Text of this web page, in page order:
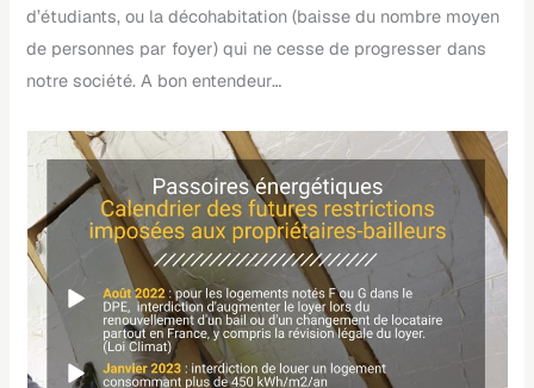
d’étudiants, ou la décohabitation (baisse du nombre moyen
de personnes par foyer) qui ne cesse de progresser dans
notre société. A bon entendeur…